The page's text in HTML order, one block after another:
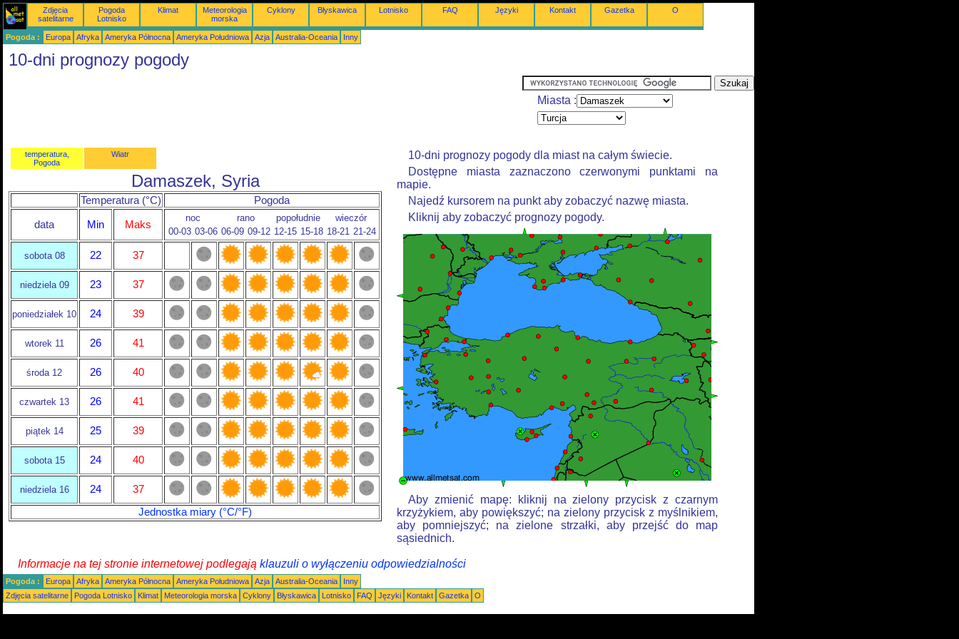
Zdjęcia
satelitarne
Pogoda
Lotnisko
Klimat
Meteorologia
morska
Cyklony Błyskawica Lotnisko FAQ Języki Kontakt Gazetka O
Pogoda : Europa Afryka Ameryka Północna Ameryka Południowa Azja Australia-Oceania Inny
10-dni prognozy pogody
Miasta :
temperatura,
Pogoda
Wiatr
Damaszek, Syria
Temperatura (°C) Pogoda
data Min Maks
noc rano popołudnie
wieczór
00-03 03-06 06-09 09-12 12-15 15-18 18-21 21-24
sobota 08 22 37
niedziela 09 23 37
poniedziałek 10 24 39
wtorek 11 26 41
środa 12 26 40
czwartek 13 26 41
piątek 14 25 39
sobota 15 24 40
niedziela 16 24
37
Jednostka miary (°C/°F)
10-dni prognozy pogody dla miast na całym świecie.
Dostępne miasta zaznaczono czerwonymi punktami na
mapie.
Najedź kursorem na punkt aby zobaczyć nazwę miasta.
Kliknij aby zobaczyć prognozy pogody.
Aby zmienić mapę: kliknij na zielony przycisk z czarnym
krzyżykiem, aby powiększyć; na zielony przycisk z myślnikiem,
aby pomniejszyć; na zielone strzałki, aby przejść do map
sąsiednich.
Informacje na tej stronie internetowej podlegają klauzuli o wyłączeniu odpowiedzialności
Pogoda : Europa Afryka Ameryka Północna Ameryka Południowa Azja Australia-Oceania
Inny
Zdjęcia satelitarne
Pogoda Lotnisko Klimat Meteorologia morska Cyklony Błyskawica Lotnisko FAQ Języki Kontakt Gazetka O